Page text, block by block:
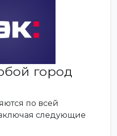
город
по всей
следующие